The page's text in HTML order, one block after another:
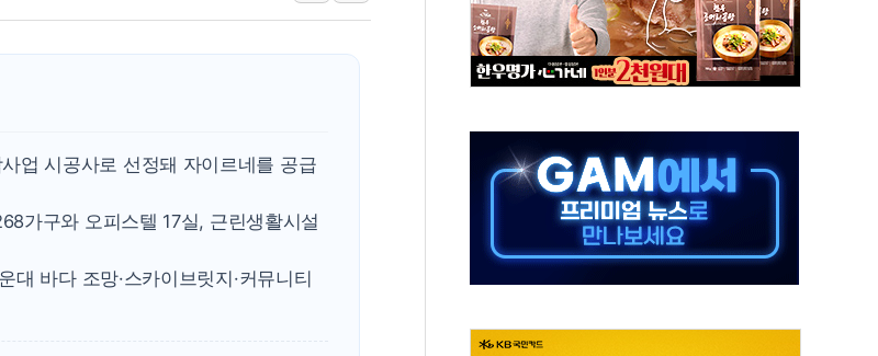
트럼프, 쿡 연준 이사 해임 재추진…"26일까지 의혹 소명" 요구
유럽증시, 美 고용 예상 밖 부진에 연준 금리 인상 가능성 낮아지며 상승… STOXX 600 지수는 나흘 연속 최고치
업 시공사로 선정돼 자이르네를 공급
가구와 오피스텔 17실, 근린생활시설
바다 조망·스카이브릿지·커뮤니티